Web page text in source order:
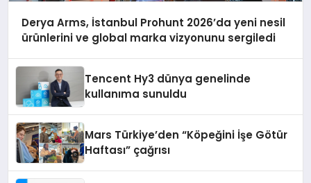
Derya Arms, İstanbul Prohunt 2026’da yeni nesil
ürünlerini ve global marka vizyonunu sergiledi
Tencent Hy3 dünya genelinde
kullanıma sunuldu
Mars Türkiye’den “Köpeğini İşe Götür
Haftası” çağrısı